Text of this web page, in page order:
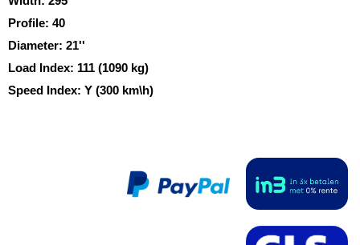
Profile: 40
Diameter: 21''
Load Index: 111 (1090 kg)
Speed Index: Y (300 km\h)